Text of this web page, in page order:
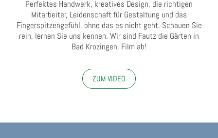
Perfektes Handwerk, kreatives Design, die richtigen
Mitarbeiter, Leidenschaft für Gestaltung und das
Fingerspitzengefühl, ohne das es nicht geht. Schauen Sie
rein, lernen Sie uns kennen. Wir sind Fautz die Gärten in
Bad Krozingen. Film ab!
ZUM VIDEO